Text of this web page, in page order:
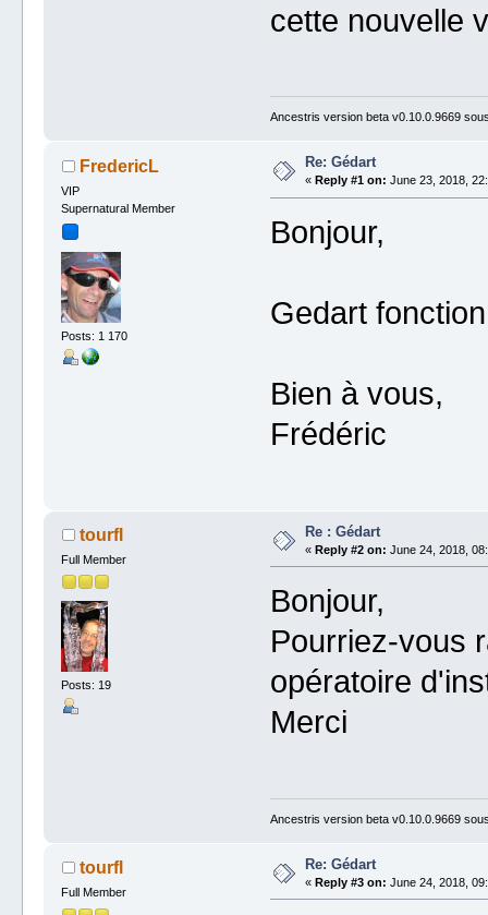
cette nouvelle
Ancestris version beta v0.10.0.9669
FredericL
VIP
Supernatural Member
Posts: 1 170
Re: Gédart
« Reply #1 on: June 23, 2018,
Bonjour,
Gedart
Bien à vous,
Frédéric
tourfl
Full Member
Posts: 19
Re : Gédart
«Reply #2 on: June 24, 2018,
Bonjour,
Pourriez-vous
opératoire
Merci
Ancestris version beta v0.10.0.9669
tourfl
Full Member
Re: Gédart
«Reply #3 on: June 24, 2018,